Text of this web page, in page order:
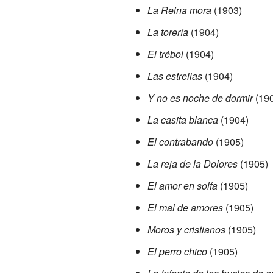
La Reina mora(1903)
La torería(1904)
El trébol(1904)
Las estrellas(1904)
Y no es noche de dormir
La casita blanca(1904)
El contrabando(1905)
La reja de la Dolores(1905)
El amor en solfa(1905)
El mal de amores(1905)
Moros y cristianos(1905)
El perro chico(1905)